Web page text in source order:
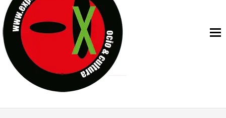
30 AÑOS (NO ES NADA) DE LA KATARSIS DEL TOMATAZO
MILITARES JUDÍAS EN #EXVITA
D’BALDOMEROS REINVENTAN [BITÁCORA 3.0] EN EXVITA
MARSHALL FLASH PRESENTA EN EXVITA [RELATIVA
JOFRE BARDAGÍ EN EXVITA INTERPRETANDO A SERRAT